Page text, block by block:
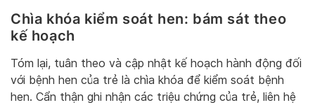
Chìa khóa kiểm soát hen: bám sát theo
kế hoạch
Tóm lại, tuân theo và cập nhật kế hoạch hành động đối
với bệnh hen của trẻ là chìa khóa để kiểm soát bệnh
hen. Cẩn thận ghi nhận các triệu chứng của trẻ, liên hệ